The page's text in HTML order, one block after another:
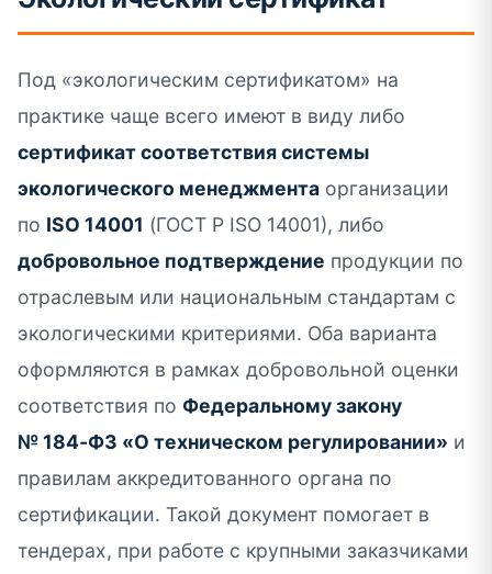
Под «экологическим сертификатом» на
практике чаще всего имеют в виду либо
сертификат соответствия системы
экологического менеджмента организации
по ISO 14001 (ГОСТ Р ISO 14001), либо
добровольное подтверждение продукции по
отраслевым или национальным стандартам с
экологическими критериями. Оба варианта
оформляются в рамках добровольной оценки
соответствия по Федеральному закону
№ 184‑ФЗ «О техническом регулировании» и
правилам аккредитованного органа по
сертификации. Такой документ помогает в
тендерах, при работе с крупными заказчиками